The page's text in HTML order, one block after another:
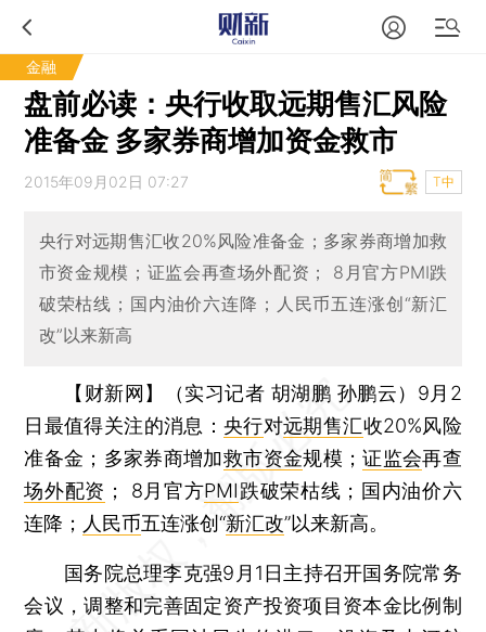
金融
盘前必读：央行收取远期售汇风险
准备金 多家券商增加资金救市
2015年09月02日 07:27 T中
央行对远期售汇收20%风险准备金；多家券商增加救
市资金规模；证监会再查场外配资； 8月官方PMI跌
破荣枯线；国内油价六连降；人民币五连涨创“新汇
改”以来新高
【财新网】（实习记者 胡湖鹏 孙鹏云） 9月2
日最值得关注的消息： 央行对远期售汇收20%风险
准备金；多家券商增加救市资金规模； 证监会再查
场外配资 ； 8月官方PMI跌破荣枯线；国内油价六
连降； 人民币五连涨创“新汇改”以来新高。
国务院总理李克强9月1日主持召开国务院常务
会议，调整和完善固定资产投资项目资本金比例制